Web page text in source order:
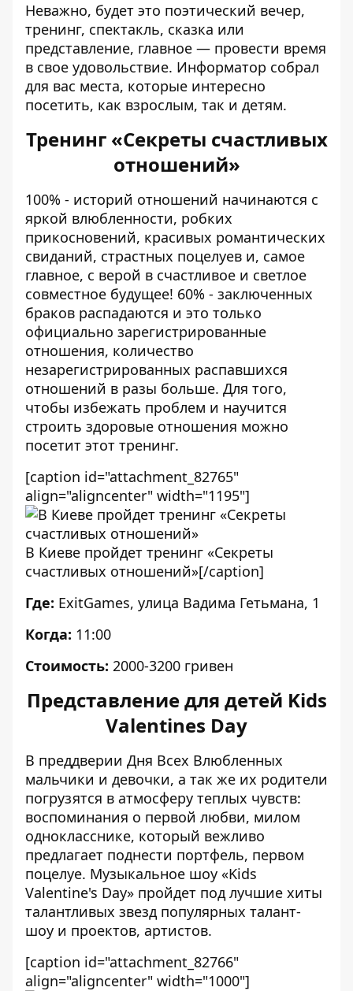
Неважно, будет это поэтический вечер,
тренинг, спектакль, сказка или
представление, главное — провести время
в свое удовольствие. Информатор собрал
для вас места, которые интересно
посетить, как взрослым, так и детям.
Тренинг «Секреты счастливых
отношений»
100% - историй отношений начинаются с
яркой влюбленности, робких
прикосновений, красивых романтических
свиданий, страстных поцелуев и, самое
главное, с верой в счастливое и светлое
совместное будущее! 60% - заключенных
браков распадаются и это только
официально зарегистрированные
отношения, количество
незарегистрированных распавшихся
отношений в разы больше. Для того,
чтобы избежать проблем и научится
строить здоровые отношения можно
посетит этот тренинг.
[caption id="attachment_82765"
align="aligncenter" width="1195"]
В Киеве пройдет тренинг «Секреты
счастливых отношений»[/caption]
Где: ExitGames, улица Вадима Гетьмана, 1
Когда: 11:00
Стоимость: 2000-3200 гривен
Представление для детей Kids
Valentines Day
В преддверии Дня Всех Влюбленных
мальчики и девочки, а так же их родители
погрузятся в атмосферу теплых чувств:
воспоминания о первой любви, милом
однокласснике, который вежливо
предлагает поднести портфель, первом
поцелуе. Музыкальное шоу «Kids
Valentine's Day» пройдет под лучшие хиты
талантливых звезд популярных талант-
шоу и проектов, артистов.
[caption id="attachment_82766"
align="aligncenter" width="1000"]